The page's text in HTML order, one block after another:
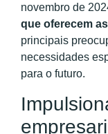
novembro de
que oferecem
principais
necessidades
para o futuro.